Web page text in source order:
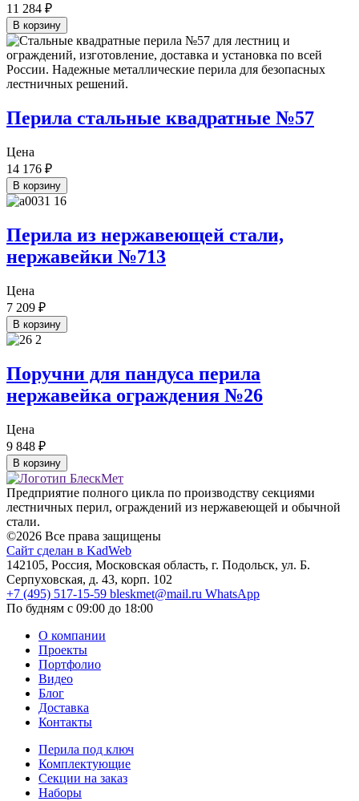
11 284 ₽
В корзину
Перила стальные квадратные №57
Цена
14 176 ₽
В корзину
Перила из нержавеющей стали,
нержавейки №713
Цена
7 209 ₽
В корзину
Поручни для пандуса перила
нержавейка ограждения №26
Цена
9 848 ₽
В корзину
Предприятие полного цикла по производству секциями
лестничных перил, ограждений из нержавеющей и обычной
стали.
©2026 Все права защищены
Сайт сделан в KadWeb
142105, Россия, Московская область, г. Подольск, ул. Б.
Серпуховская, д. 43, корп. 102
+7 (495) 517-15-59 bleskmet@mail.ru WhatsApp
По будням с 09:00 до 18:00
О компании
Проекты
Портфолио
Видео
Блог
Доставка
Контакты
Перила под ключ
Комплектующие
Секции на заказ
Наборы